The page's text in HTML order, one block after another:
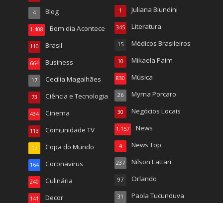
Blog
4
Bom dia Acontece
1.408
Brasil
110
Business
664
Cecilia Magalhães
17
Ciência e Tecnologia
73
Cinema
434
Comunidade TV
113
Copa do Mundo
17
Coronavirus
164
Culinária
240
Decor
141
Juliana Biundini
1
Literatura
345
Médicos Brasileiros
15
Mikaela Paim
10
Música
830
Myrna Porcaro
26
Negócios Locais
30
News
1.157
News Top
4
Nilson Lattari
237
Orlando
97
Paola Tucunduva
31